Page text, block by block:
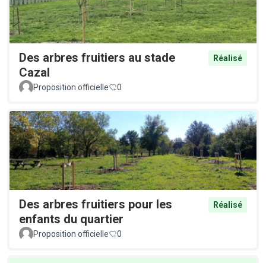
Des arbres fruitiers au stade
Cazal
Réalisé
Proposition officielle 0
Des arbres fruitiers pour les
enfants du quartier
Réalisé
Proposition officielle 0